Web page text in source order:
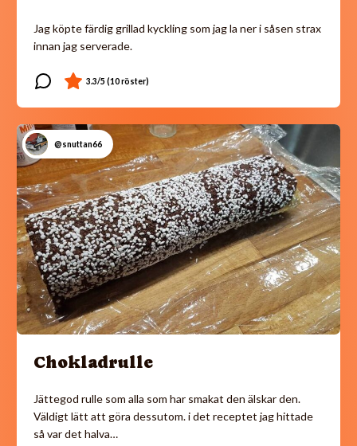
Jag köpte färdig grillad kyckling som jag la ner i såsen strax
innan jag serverade.
@snuttan66
Chokladrulle
Jättegod rulle som alla som har smakat den älskar den.
Väldigt lätt att göra dessutom. i det receptet jag hittade
så var det halva…